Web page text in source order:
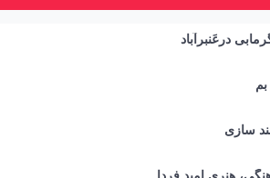
درعَنبرآباد
سازی